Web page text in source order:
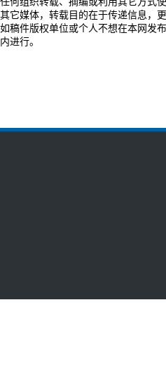
其它媒体，转载目的在于传递信息，
如稿件版权单位或个人不想在本网发
内进行。